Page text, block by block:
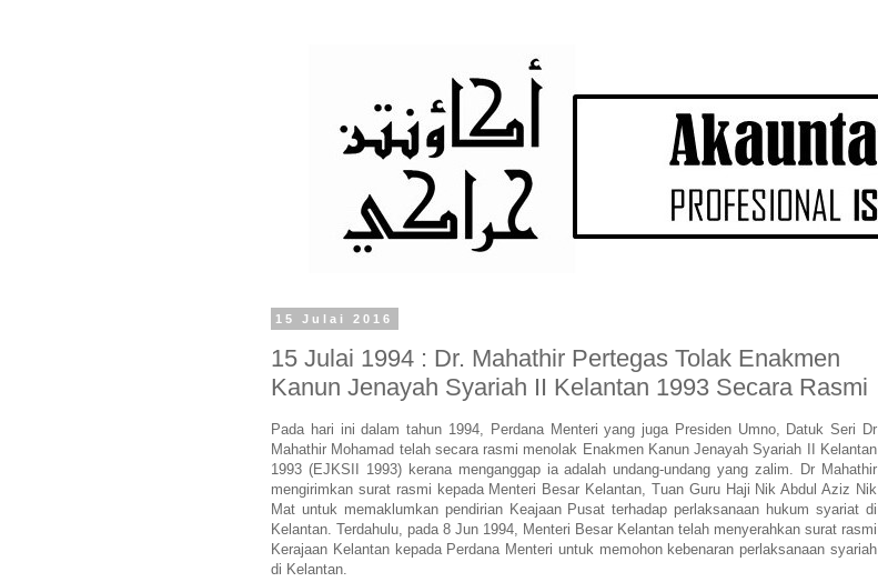
15 Julai 2016
15 Julai 1994 : Dr. Mahathir Pertegas Tolak Enakmen
Kanun Jenayah Syariah II Kelantan 1993 Secara Rasmi
Pada hari ini dalam tahun 1994, Perdana Menteri yang juga Presiden Umno, Datuk Seri Dr
Mahathir Mohamad telah secara rasmi menolak Enakmen Kanun Jenayah Syariah II Kelantan
1993 (EJKSII 1993) kerana menganggap ia adalah undang-undang yang zalim. Dr Mahathir
mengirimkan surat rasmi kepada Menteri Besar Kelantan, Tuan Guru Haji Nik Abdul Aziz Nik
Mat untuk memaklumkan pendirian Keajaan Pusat terhadap perlaksanaan hukum syariat di
Kelantan. Terdahulu, pada 8 Jun 1994, Menteri Besar Kelantan telah menyerahkan surat rasmi
Kerajaan Kelantan kepada Perdana Menteri untuk memohon kebenaran perlaksanaan syariah
di Kelantan.